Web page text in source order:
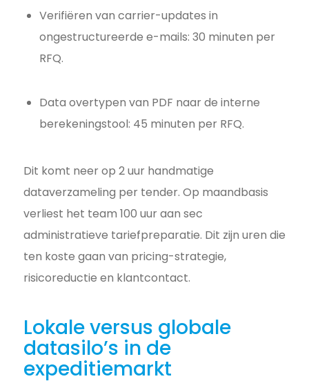
Verifiëren van carrier-updates in
ongestructureerde e-mails: 30 minuten per
RFQ.
Data overtypen van PDF naar de interne
berekeningstool: 45 minuten per RFQ.
Dit komt neer op 2 uur handmatige
dataverzameling per tender. Op maandbasis
verliest het team 100 uur aan sec
administratieve tariefpreparatie. Dit zijn uren die
ten koste gaan van pricing-strategie,
risicoreductie en klantcontact.
Lokale versus globale
datasilo’s in de
expeditiemarkt